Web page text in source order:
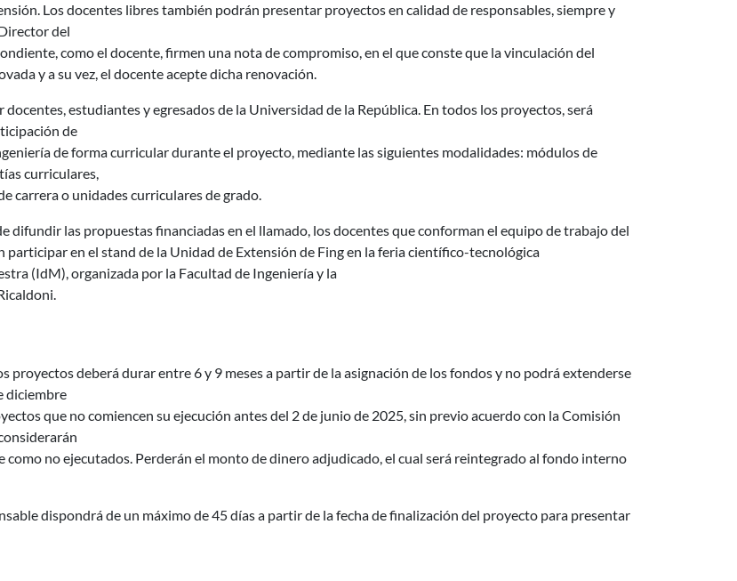
Los docentes libres también podrán presentar proyectos en calidad de responsables, siempre y
del
como el docente, firmen una nota de compromiso, en el que conste que la vinculación del
y a su vez, el docente acepte dicha renovación.
estudiantes y egresados de la Universidad de la República. En todos los proyectos, será
de
de forma curricular durante el proyecto, mediante las siguientes modalidades: módulos de
curriculares,
carrera o unidades curriculares de grado.
difundir las propuestas financiadas en el llamado, los docentes que conforman el equipo de trabajo del
participar en el stand de la Unidad de Extensión de Fing en la feria científico-tecnológica
(IdM), organizada por la Facultad de Ingeniería y la
proyectos deberá durar entre 6 y 9 meses a partir de la asignación de los fondos y no podrá extenderse
diciembre
que no comiencen su ejecución antes del 2 de junio de 2025, sin previo acuerdo con la Comisión
como no ejecutados. Perderán el monto de dinero adjudicado, el cual será reintegrado al fondo interno
dispondrá de un máximo de 45 días a partir de la fecha de finalización del proyecto para presentar